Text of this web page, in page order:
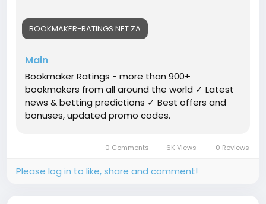
some glimpse in the game. "The townspeople are
very strong," the Liverpool Echo quoted Keane as
After 12 rounds of this season, Manchester City
leads the English Premier League standings, one
point ahead of Liverpool. In the next match of the
domestic championship, Josep Guardiola's team will
play with Jurgen Klopp's wards at home. The game
BOOKMAKER-RATINGS.NET.ZA
Main
Bookmaker Ratings - more than 900+
bookmakers from all around the world ✓ Latest
news & betting predictions ✓ Best offers and
bonuses, updated promo codes.
0 Comments 6K Views 0 Reviews
Please log in to like, share and comment!